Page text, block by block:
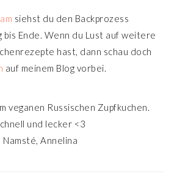
siehst du den Backprozess
bis Ende. Wenn du Lust auf weitere
hast, dann schau doch
auf meinem Blog vorbei.
veganen Russischen Zupfkuchen.
und lecker <3
Namsté, Annelina